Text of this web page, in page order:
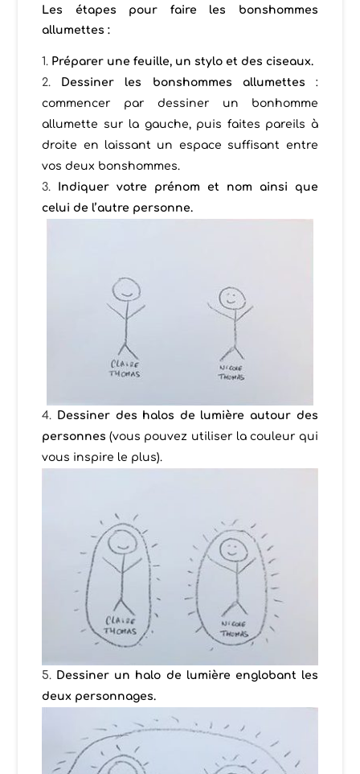
Les étapes pour faire les bonshommes
allumettes :
Préparer une feuille, un stylo et des ciseaux.
Dessiner les bonshommes allumettes :
commencer par dessiner un bonhomme
allumette sur la gauche, puis faites pareils à
droite en laissant un espace suffisant entre
vos deux bonshommes.
Indiquer votre prénom et nom ainsi que
celui de l’autre personne.
Dessiner des halos de lumière autour des
personnes (vous pouvez utiliser la couleur qui
vous inspire le plus).
Dessiner un halo de lumière englobant les
deux personnages.